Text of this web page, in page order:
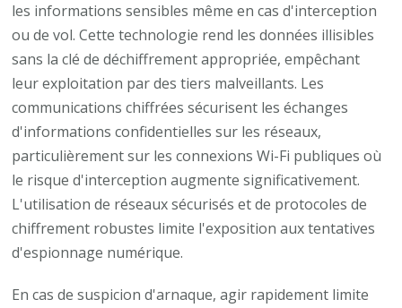
les informations sensibles même en cas d'interception
ou de vol. Cette technologie rend les données illisibles
sans la clé de déchiffrement appropriée, empêchant
leur exploitation par des tiers malveillants. Les
communications chiffrées sécurisent les échanges
d'informations confidentielles sur les réseaux,
particulièrement sur les connexions Wi-Fi publiques où
le risque d'interception augmente significativement.
L'utilisation de réseaux sécurisés et de protocoles de
chiffrement robustes limite l'exposition aux tentatives
d'espionnage numérique.
En cas de suspicion d'arnaque, agir rapidement limite